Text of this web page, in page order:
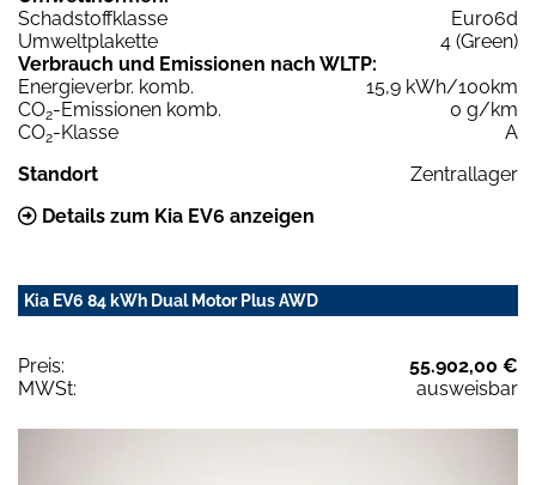
Schadstoffklasse
Euro6d
Umweltplakette
4 (Green)
Verbrauch und Emissionen nach WLTP:
Energieverbr. komb.
15,9 kWh/100km
CO2-Emissionen komb.
0 g/km
CO2-Klasse
A
Standort
Zentrallager
Details zum Kia EV6 anzeigen
Kia EV6 84 kWh Dual Motor Plus AWD
Preis:
55.902,00 €
MWSt:
ausweisbar